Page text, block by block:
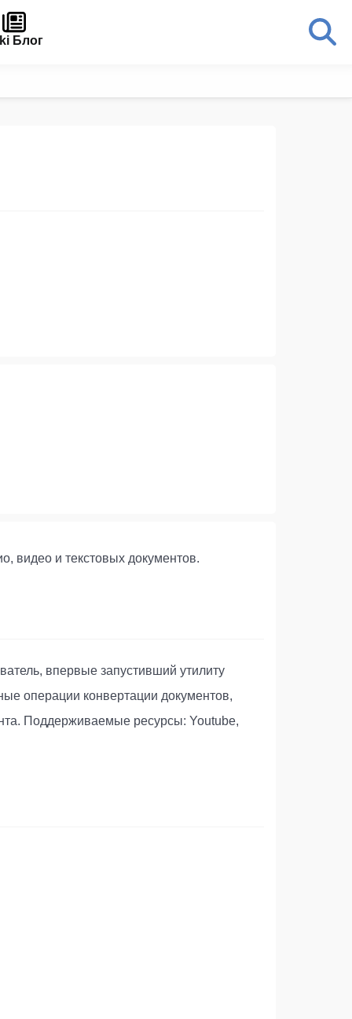
Блог
видео и текстовых документов.
впервые запустивший утилиту
операции конвертации документов,
Поддерживаемые ресурсы: Youtube,